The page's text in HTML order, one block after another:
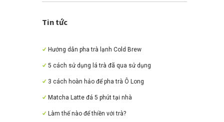
Tin tức
Hướng dẫn pha trà lạnh Cold Brew
5 cách sử dụng lá trà đã qua sử dụng
3 cách hoàn hảo để pha trà Ô Long
Matcha Latte đá 5 phút tại nhà
Làm thế nào để thiền với trà?